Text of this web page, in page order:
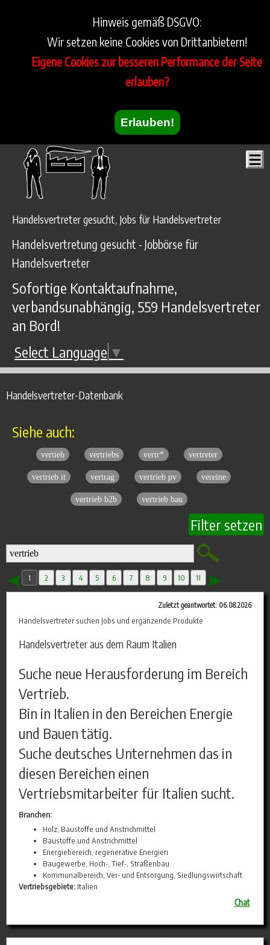
Hinweis gemäß DSGVO:
Wir setzen keine Cookies von Drittanbietern!
Eigene Cookies zur besseren Performance der Seite
erlauben?
Erlauben!
Handelsvertreter gesucht, Jobs für Handelsvertreter
Handelsvertretung gesucht - Jobbörse für
Handelsvertreter
Sofortige Kontaktaufnahme,
verbandsunabhängig, 559 Handelsvertreter
an Bord!
Select Language ▼
Handelsvertreter-Datenbank
Siehe auch:
vertieb vertriebs vertr* vertreter
vertrieb it vertrag vertrieb pv vereine
vertrieb b2b vertrieb bau
Filter setzen
1 2 3 4 5 6 7 8 9 10 11
Zuletzt geantwortet: 06.08.2026
Handelsvertreter suchen Jobs und ergänzende Produkte
Handelsvertreter aus dem Raum Italien
Suche neue Herausforderung im Bereich
Vertrieb.
Bin in Italien in den Bereichen Energie
und Bauen tätig.
Suche deutsches Unternehmen das in
diesen Bereichen einen
Vertriebsmitarbeiter für Italien sucht.
Branchen:
Holz, Baustoffe und Anstrichmittel
Baustoffe und Anstrichmittel
Energiebereich, regenerative Energien
Baugewerbe, Hoch-, Tief-, Straßenbau
Kommunalbereich, Ver- und Entsorgung, Siedlungswirtschaft
Vertriebsgebiete: Italien
Chat